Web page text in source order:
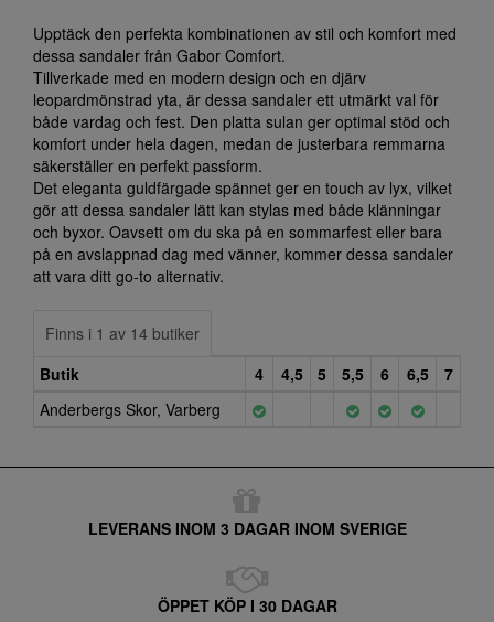
Upptäck den perfekta kombinationen av stil och komfort med
dessa sandaler från Gabor Comfort.
Tillverkade med en modern design och en djärv
leopardmönstrad yta, är dessa sandaler ett utmärkt val för
både vardag och fest. Den platta sulan ger optimal stöd och
komfort under hela dagen, medan de justerbara remmarna
säkerställer en perfekt passform.
Det eleganta guldfärgade spännet ger en touch av lyx, vilket
gör att dessa sandaler lätt kan stylas med både klänningar
och byxor. Oavsett om du ska på en sommarfest eller bara
på en avslappnad dag med vänner, kommer dessa sandaler
att vara ditt go-to alternativ.
Finns i 1 av 14 butiker
Butik
4 4,5 5 5,5 6 6,5
7
Anderbergs Skor, Varberg
LEVERANS INOM 3 DAGAR INOM SVERIGE
ÖPPET KÖP I 30 DAGAR